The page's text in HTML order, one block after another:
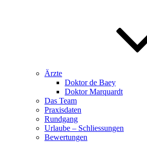
Ärzte
Doktor de Baey
Doktor Marquardt
Das Team
Praxisdaten
Rundgang
Urlaube – Schliessungen
Bewertungen